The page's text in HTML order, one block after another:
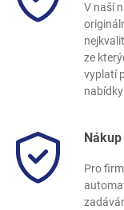
V naší
ze
vyplatí
Pro